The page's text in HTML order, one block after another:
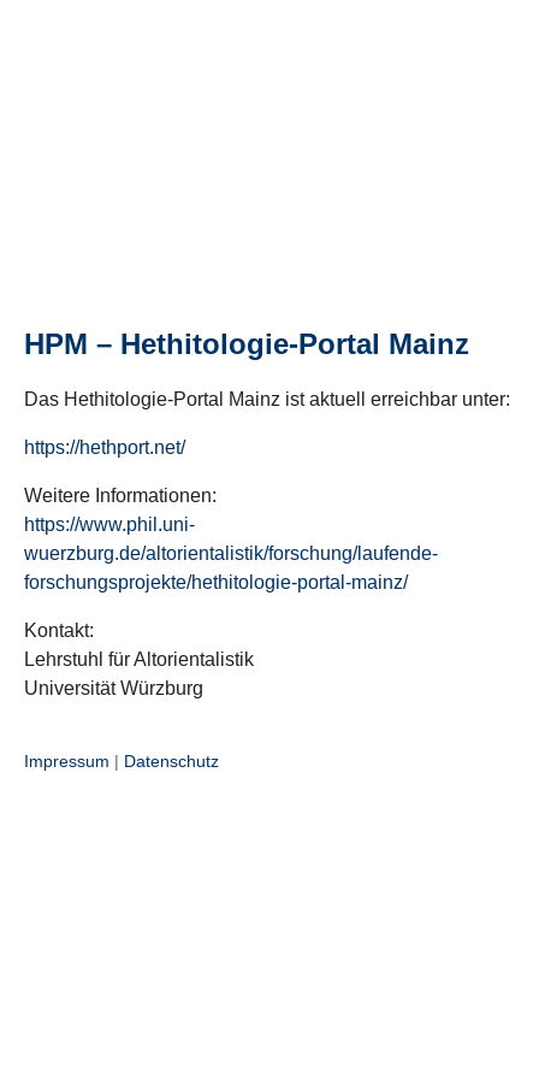
HPM – Hethitologie-Portal Mainz
Das Hethitologie-Portal Mainz ist aktuell erreichbar unter:
https://hethport.net/
Weitere Informationen:
https://www.phil.uni-
wuerzburg.de/altorientalistik/forschung/laufende-
forschungsprojekte/hethitologie-portal-mainz/
Kontakt:
Lehrstuhl für Altorientalistik
Universität Würzburg
Impressum | Datenschutz